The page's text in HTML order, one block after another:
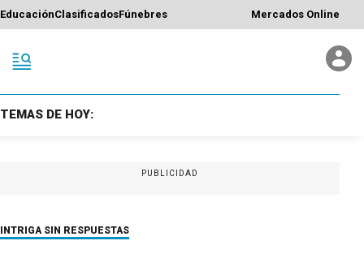
EducaciónClasificadosFúnebres Mercados Online
TEMAS DE HOY:
PUBLICIDAD
INTRIGA SIN RESPUESTAS